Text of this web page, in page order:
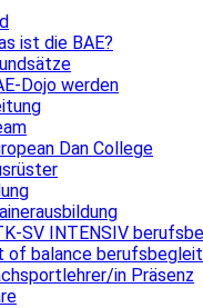
ist die BAE?
Dojo werden
Dan College
SV INTENSIV
of balance
in Präsenz